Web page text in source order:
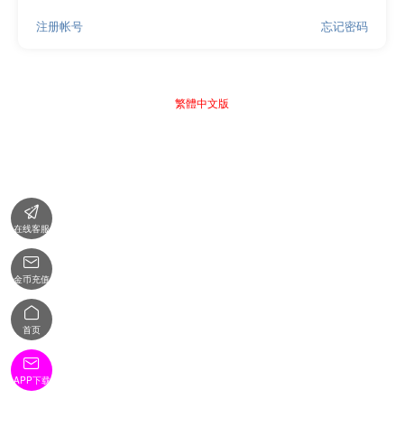
忘记密码
注册帐号
繁體中文版

在线客服

金币充值

首页

APP下载